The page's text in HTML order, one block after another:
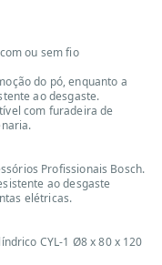
ou sem fio
do pó, enquanto a
ao desgaste.
com furadeira de
Profissionais Bosch.
ao desgaste
elétricas.
CYL-1 Ø8 x 80 x 120